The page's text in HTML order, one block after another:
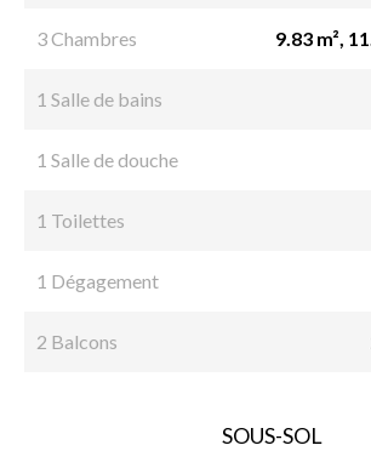
3 Chambres 9.83 m²,
1 Salle de bains
1 Salle de douche
1 Toilettes
1 Dégagement
2 Balcons
SOUS-SOL